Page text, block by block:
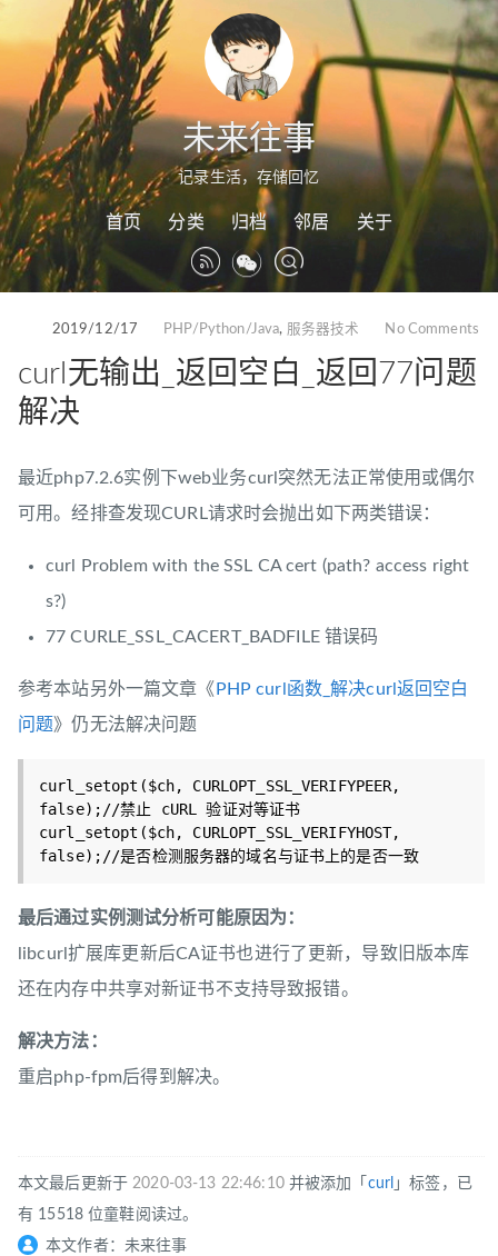
未来往事
记录生活，存储回忆
首页 分类 归档 邻居 关于
2019/12/17 PHP/Python/Java, 服务器技术 No Comments
curl无输出_返回空白_返回77问题
解决
最近php7.2.6实例下web业务curl突然无法正常使用或偶尔
可用。经排查发现CURL请求时会抛出如下两类错误：
curl Problem with the SSL CA cert (path? access right
s?)
77 CURLE_SSL_CACERT_BADFILE 错误码
参考本站另外一篇文章《 PHP curl函数_解决curl返回空白
问题》仍无法解决问题
curl_setopt($ch, CURLOPT_SSL_VERIFYPEER,
false);//禁止 cURL 验证对等证书
curl_setopt($ch, CURLOPT_SSL_VERIFYHOST,
false);//是否检测服务器的域名与证书上的是否一致
最后通过实例测试分析可能原因为：
libcurl扩展库更新后CA证书也进行了更新，导致旧版本库
还在内存中共享对新证书不支持导致报错。
解决方法：
重启php-fpm后得到解决。
本文最后更新于2020-03-13 22:46:10并被添加「 curl 」标签，已
有 15518 位童鞋阅读过。
本文作者：未来往事